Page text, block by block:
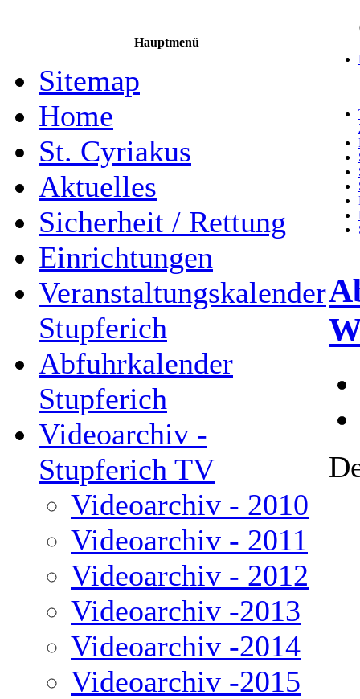
Hauptmenü
Sitemap
Home
St. Cyriakus
Aktuelles
Sicherheit / Rettung
Einrichtungen
Veranstaltungskalender
Stupferich
Abfuhrkalender
Stupferich
Videoarchiv -
Stupferich TV
Videoarchiv - 2010
Videoarchiv - 2011
Videoarchiv - 2012
Videoarchiv -2013
Videoarchiv -2014
Videoarchiv -2015